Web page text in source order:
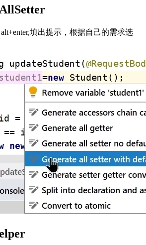
填出提示，根据自己的需求选